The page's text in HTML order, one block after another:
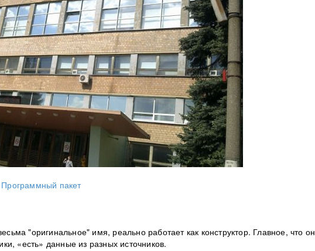
Программный пакет
"оригинальное" имя, реально работает как конструктор. Главное, что он
«есть» данные из разных источников.